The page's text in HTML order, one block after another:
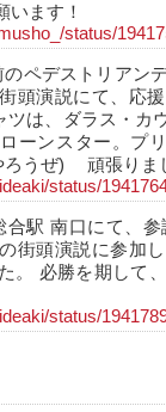
います！
status/
ペデストリアン
頭演説にて、応
ツは、ダラス・カ
ーンスター。プ
ろうぜ) 頑張りま
status/
合駅 南口にて、
街頭演説に参加
。 必勝を期して
status/